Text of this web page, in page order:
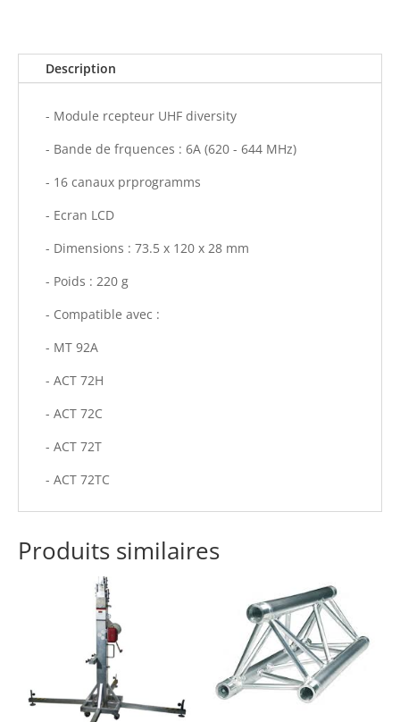
Description
- Module rcepteur UHF diversity
- Bande de frquences : 6A (620 - 644 MHz)
- 16 canaux prprogramms
- Ecran LCD
- Dimensions : 73.5 x 120 x 28 mm
- Poids : 220 g
- Compatible avec :
- MT 92A
- ACT 72H
- ACT 72C
- ACT 72T
- ACT 72TC
Produits similaires